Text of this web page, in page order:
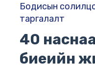
Бодисын
таргалалт
40
биеийн